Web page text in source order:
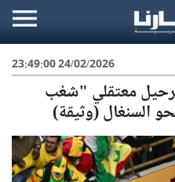
24/02/2026 23:49:00
معتقلي "شغب
السنغال (وثيقة)